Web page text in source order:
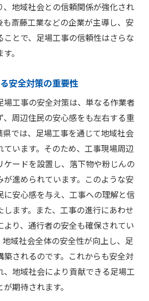
、地域社会との信頼関係が強化され
も斎藤工業などの企業が主導し、安
とで、足場工事の信頼性はさらな
。
安全対策の重要性
場工事の安全対策は、単なる作業者
、周辺住民の安心感をも左右する重
県では、足場工事を通じて地域社会
ています。そのため、工事現場周辺
ケードを設置し、落下物や粉じんの
進められています。このような安
に安心感を与え、工事への理解と信
します。また、工事の進行にあわせ
より、通行者の安全も確保されてい
地域社会全体の安全性が向上し、足
されるのです。これからも安全対
、地域社会により貢献できる足場工
期待されます。